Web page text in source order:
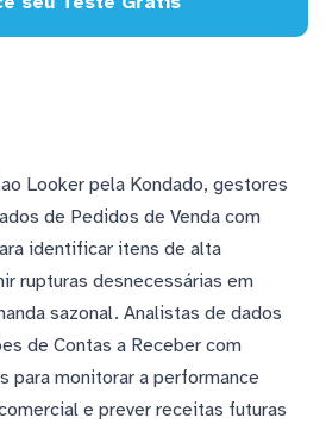
Looker pela Kondado, gestores
de Pedidos de Venda com
identificar itens de alta
rupturas desnecessárias em
sazonal. Analistas de dados
de Contas a Receber com
para monitorar a performance
e prever receitas futuras